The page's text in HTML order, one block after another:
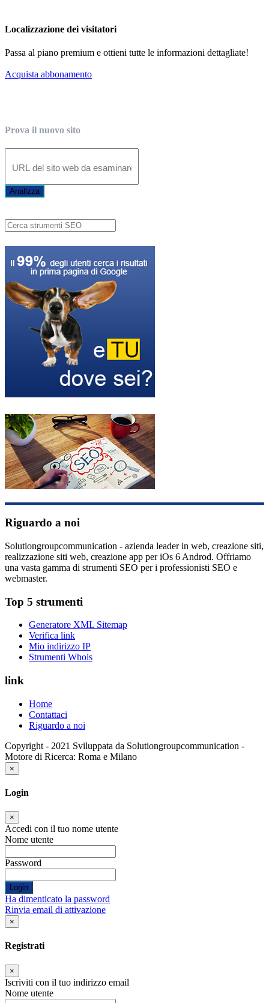
Localizzazione dei visitatori
Passa al piano premium e ottieni tutte le informazioni dettagliate!
Acquista abbonamento
Prova il nuovo sito
Analizza
Riguardo a noi
Solutiongroupcommunication - azienda leader in web, creazione siti,
realizzazione siti web, creazione app per iOs 6 Androd. Offriamo
una vasta gamma di strumenti SEO per i professionisti SEO e
webmaster.
Top 5 strumenti
Generatore XML Sitemap
Verifica link
Mio indirizzo IP
Strumenti Whois
link
Home
Contattaci
Riguardo a noi
Copyright - 2021 Sviluppata da Solutiongroupcommunication -
Motore di Ricerca: Roma e Milano
×
Login
×
Accedi con il tuo nome utente
Nome utente
Password
Login
Ha dimenticato la password
Rinvia email di attivazione
×
Registrati
×
Iscriviti con il tuo indirizzo email
Nome utente